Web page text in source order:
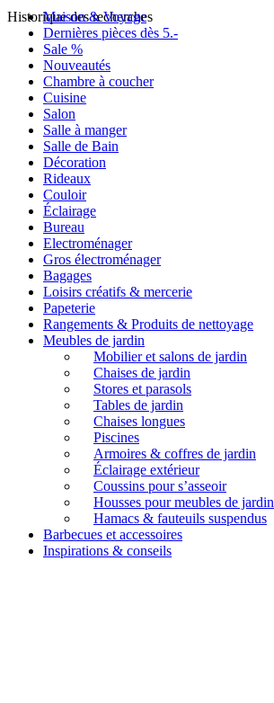
Historique des recherches
Maison & Voyage
Dernières pièces dès 5.-
Sale %
Nouveautés
Chambre à coucher
Cuisine
Salon
Salle à manger
Salle de Bain
Décoration
Rideaux
Couloir
Éclairage
Bureau
Electroménager
Gros électroménager
Bagages
Loisirs créatifs & mercerie
Papeterie
Rangements & Produits de nettoyage
Meubles de jardin
Mobilier et salons de jardin
Chaises de jardin
Stores et parasols
Tables de jardin
Chaises longues
Piscines
Armoires & coffres de jardin
Éclairage extérieur
Coussins pour s’asseoir
Housses pour meubles de jardin
Hamacs & fauteuils suspendus
Barbecues et accessoires
Inspirations & conseils